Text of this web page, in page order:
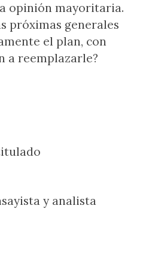
opinión mayoritaria.
próximas generales
el plan, con
a reemplazarle?
y analista